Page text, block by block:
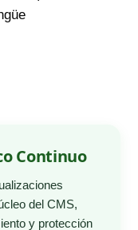
Continuo
del CMS,
y protección